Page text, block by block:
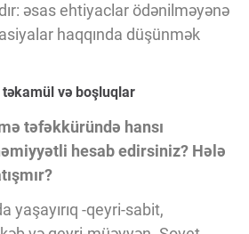
əsas ehtiyaclar ödənilməyənə
haqqında düşünmək
və boşluqlar
təfəkküründə hansı
hesab edirsiniz? Hələ
yaşayırıq -qeyri-sabit,